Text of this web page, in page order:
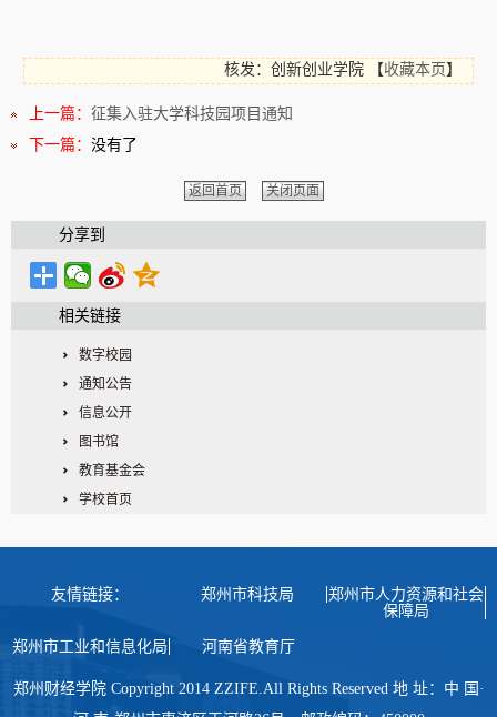
核发：创新创业学院 【收藏本页 】
上一篇： 征集入驻大学科技园项目通知
下一篇： 没有了
返回首页 关闭页面
分享到
相关链接
数字校园
通知公告
信息公开
图书馆
教育基金会
学校首页
友情链接： 郑州市科技局
郑州市人力资源和社会
保障局
郑州市工业和信息化局 河南省教育厅
郑州财经学院 Copyright 2014 ZZIFE.All Rights Reserved 地 址：中 国·